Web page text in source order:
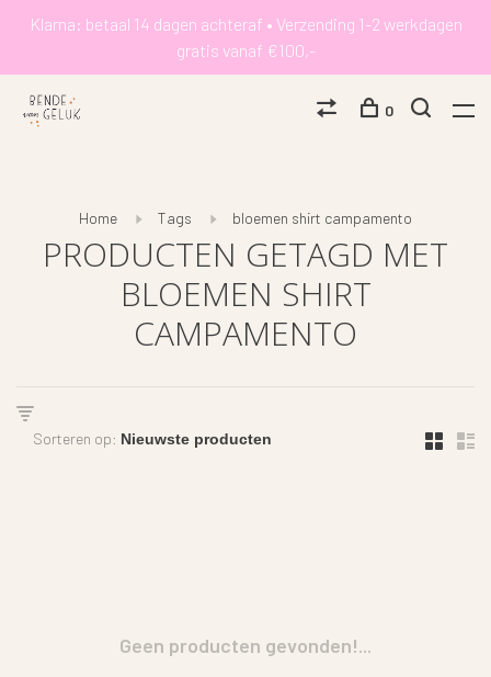
Klarna: betaal 14 dagen achteraf • Verzending 1-2 werkdagen
gratis vanaf €100,-
0
Home Tags bloemen shirt campamento
PRODUCTEN GETAGD MET
BLOEMEN SHIRT
CAMPAMENTO
Sorteren op:
Geen producten gevonden!...